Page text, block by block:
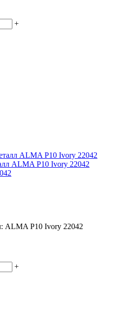
+
ALMA P10 Ivory 22042
ALMA P10 Ivory 22042
+